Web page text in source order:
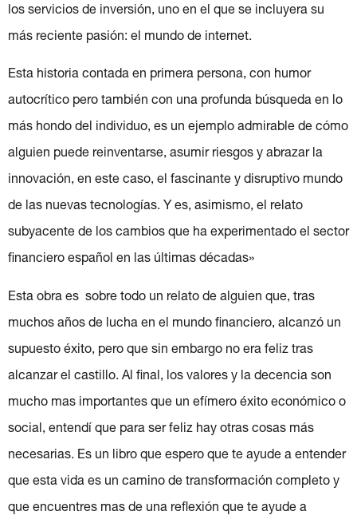
los servicios de inversión, uno en el que se incluyera su
más reciente pasión: el mundo de internet.
Esta historia contada en primera persona, con humor
autocrítico pero también con una profunda búsqueda en lo
más hondo del individuo, es un ejemplo admirable de cómo
alguien puede reinventarse, asumir riesgos y abrazar la
innovación, en este caso, el fascinante y disruptivo mundo
de las nuevas tecnologías. Y es, asimismo, el relato
subyacente de los cambios que ha experimentado el sector
financiero español en las últimas décadas»
Esta obra es sobre todo un relato de alguien que, tras
muchos años de lucha en el mundo financiero, alcanzó un
supuesto éxito, pero que sin embargo no era feliz tras
alcanzar el castillo. Al final, los valores y la decencia son
mucho mas importantes que un efímero éxito económico o
social, entendí que para ser feliz hay otras cosas más
necesarias. Es un libro que espero que te ayude a entender
que esta vida es un camino de transformación completo y
que encuentres mas de una reflexión que te ayude a